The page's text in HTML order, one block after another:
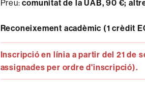
Preu:comunitat de la UAB, 90 €;
Reconeixement acadèmic (1 crèdit
Inscripció en línia a partir del 21 de
assignades per ordre d'inscripció).